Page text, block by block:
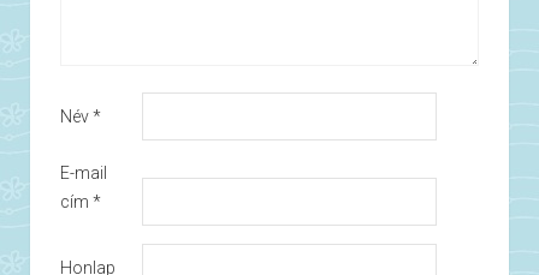
Név*
E-mail
cím *
Honlap